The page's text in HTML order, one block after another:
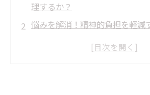
理するか？
悩みを解消！精神的負担を軽減